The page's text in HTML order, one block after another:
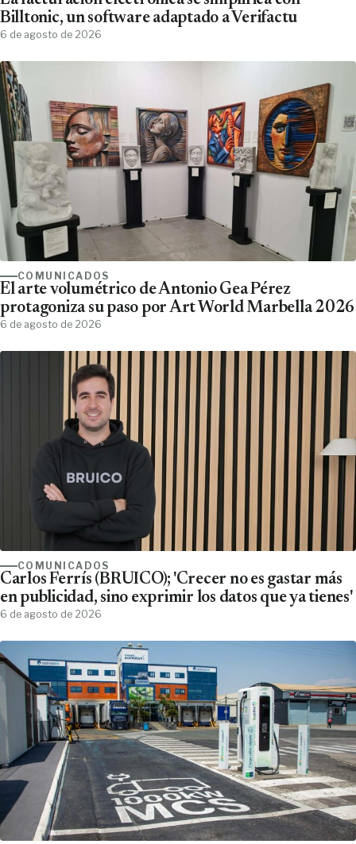
Billtonic, un software adaptado a Verifactu
6 de agosto de 2026
COMUNICADOS
El arte volumétrico de Antonio Gea Pérez
protagoniza su paso por Art World Marbella 2026
6 de agosto de 2026
COMUNICADOS
Carlos Ferrís (BRUICO); 'Crecer no es gastar más
en publicidad, sino exprimir los datos que ya tienes'
6 de agosto de 2026